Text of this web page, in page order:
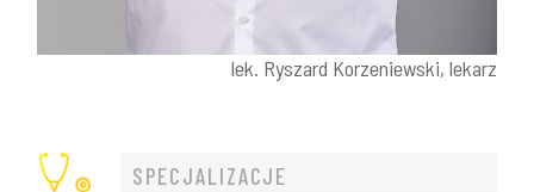
lek. Ryszard Korzeniewski, lekarz
SPECJALIZACJE